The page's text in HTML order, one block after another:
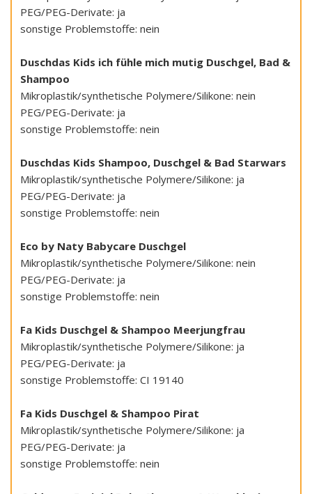
PEG/PEG-Derivate: ja
sonstige Problemstoffe: nein
Duschdas Kids ich fühle mich mutig Duschgel, Bad &
Shampoo
Mikroplastik/synthetische Polymere/Silikone: nein
PEG/PEG-Derivate: ja
sonstige Problemstoffe: nein
Duschdas Kids Shampoo, Duschgel & Bad Starwars
Mikroplastik/synthetische Polymere/Silikone: ja
PEG/PEG-Derivate: ja
sonstige Problemstoffe: nein
Eco by Naty Babycare Duschgel
Mikroplastik/synthetische Polymere/Silikone: nein
PEG/PEG-Derivate: ja
sonstige Problemstoffe: nein
Fa Kids Duschgel & Shampoo Meerjungfrau
Mikroplastik/synthetische Polymere/Silikone: ja
PEG/PEG-Derivate: ja
sonstige Problemstoffe: CI 19140
Fa Kids Duschgel & Shampoo Pirat
Mikroplastik/synthetische Polymere/Silikone: ja
PEG/PEG-Derivate: ja
sonstige Problemstoffe: nein